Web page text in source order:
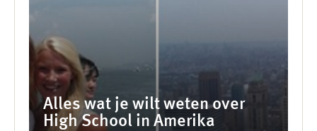
Alles wat je wilt weten over
High School in Amerika